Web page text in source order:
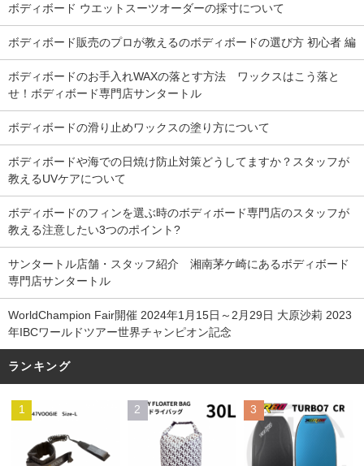
ボディボード ウエットスーツオーダーの採寸について
ボディボード販売のプロが教えるのボディボードの選び方 初心者 編
ボディボードのお手入れWAXの落とす方法 ワックスはこう落と
せ！ボディボード専門店サンタートル
ボディボードの滑り止めワックスの塗り方について
ボディボードや海での日焼け防止対策どうしてますか？スタッフが
教えるUVケアについて
ボディボードのフィンを選ぶ時のボディボード専門店のスタッフが
教える注意したい3つのポイント?
サンタートル店舗・スタッフ紹介 湘南茅ケ崎にあるボディボード
専門店サンタートル
WorldChampion Fair開催 2024年1月15日～2月29日 大原沙莉 2023
年IBCワールドツアー世界チャンピオン記念
ランキング
1 2 3